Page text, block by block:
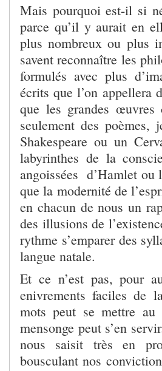
Mais pourquoi est-il si
parce qu’il y aurait en
plus nombreux ou plus
savent reconnaître les
formulés avec plus
écrits que l’on
que les grandes
seulement des
Shakespeare ou un
labyrinthes de la
angoissées d’Hamlet ou
que la modernité de
en chacun de nous un
des illusions de
rythme s’emparer des
langue natale.
Et ce n’est pas, pour
enivrements faciles de
mots peut se mettre au
mensonge peut s’en
nous saisit très en
bousculant nos